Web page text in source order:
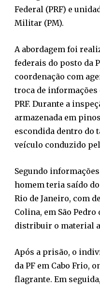
Federal (PRF) e
Militar (PM).
A abordagem foi
federais do posto da
coordenação com
troca de informações
PRF. Durante a
armazenada em
escondida dentro do
veículo conduzido
Segundo
homem teria saído
Rio de Janeiro, com
Colina, em São
distribuir o material
Após a prisão, o
da PF em Cabo Frio,
flagrante. Em